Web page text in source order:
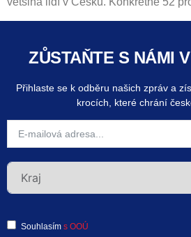
ZŮSTAŇTE S NÁMI
Přihlaste se k odběru našich zpráv a
krocích, které chrání
Souhlasím s OOÚ